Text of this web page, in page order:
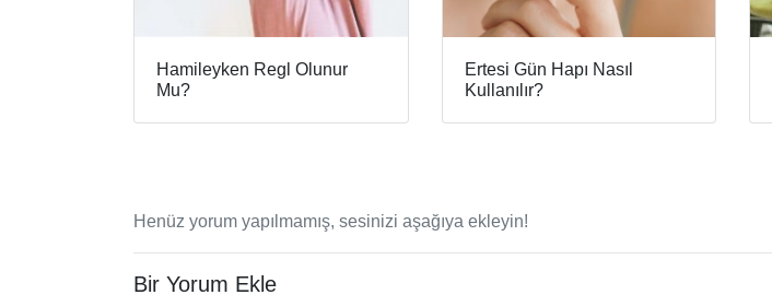
Hamileyken Regl Olunur
Mu?
Ertesi Gün Hapı Nasıl
Kullanılır?
Henüz yorum yapılmamış, sesinizi aşağıya ekleyin!
Bir Yorum Ekle